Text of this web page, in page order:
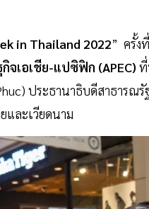
in Thailand 2022” ครั้ง
จเอเชีย-แปซิฟิก (APEC) ที่
ประธานาธิบดีสาธารณ
และเวียดนาม